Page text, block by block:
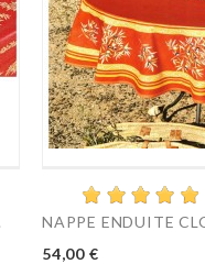
NAPPE ENDUITE
Prix
54,00 €